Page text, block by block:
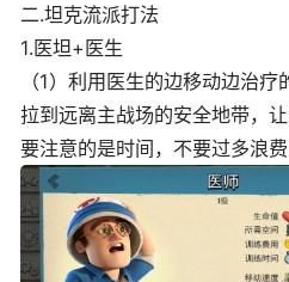
二.坦克流派打法
1.医坦+医生
（1）利用医生的边移动边治
拉到远离主战场的安全地带，
要注意的是时间，不要过多浪费